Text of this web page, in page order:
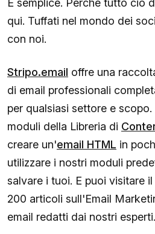
È semplice. Perché tutto ciò
qui. Tuffati nel mondo dei
con noi.
Stripo.email offre una
di email professionali
per qualsiasi settore e
moduli della Libreria di
creare un'email HTML in
utilizzare i nostri moduli
salvare i tuoi. E puoi visitare
200 articoli sull'Email
email redatti dai nostri esperti.